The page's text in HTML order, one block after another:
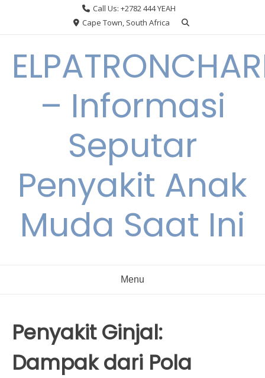
Call Us: +2782 444 YEAH
Cape Town, South Africa
– Informasi
Seputar
Penyakit Anak
Muda Saat Ini
Menu
Penyakit Ginjal:
Dampak dari Pola